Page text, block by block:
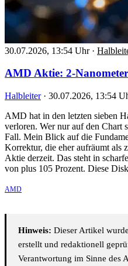
30.07.2026, 13:54 Uhr ·
AMD Aktie: 2-
Halbleiter · 30.07.2026, 13:54
AMD hat in den letzten sieben
verloren. Wer nur auf den Chart
Fall. Mein Blick auf die
Korrektur, die eher aufräumt als
Aktie derzeit. Das steht in
von plus 105 Prozent. Diese
AMD
Hinweis: Dieser Artikel
erstellt und redaktionell
Verantwortung im Sinne des